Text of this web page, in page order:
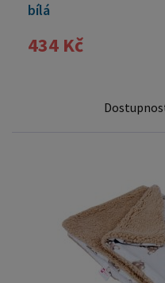
bílá
434 Kč